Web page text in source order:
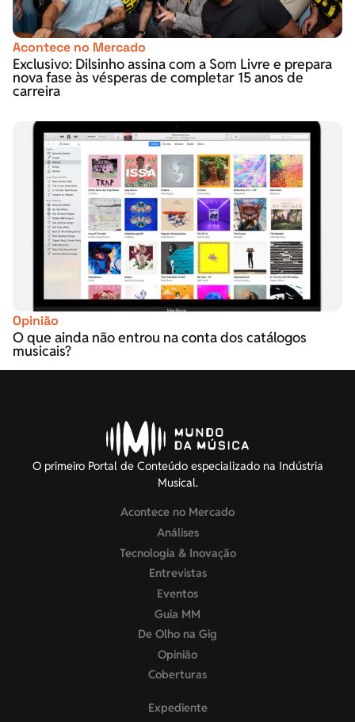
Acontece no Mercado
Exclusivo: Dilsinho assina com a Som Livre e prepara
nova fase às vésperas de completar 15 anos de
carreira
Opinião
O que ainda não entrou na conta dos catálogos
musicais?
O primeiro Portal de Conteúdo especializado na Indústria
Musical.
Acontece no Mercado
Análises
Tecnologia & Inovação
Entrevistas
Eventos
Guia MM
De Olho na Gig
Opinião
Coberturas
Expediente